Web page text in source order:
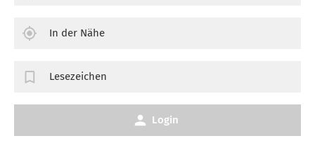
In der Nähe
Lesezeichen
Login